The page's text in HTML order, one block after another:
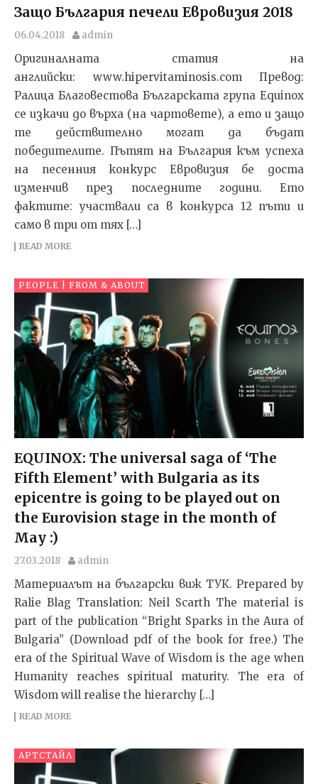
Защо България печели Евровизия 2018
06.04.2018 admin
Оригиналната статия на
английски: www.hipervitaminosis.com Превод:
Ралица Благовестова Българската група Equinox
се изкачи до върха (на чартовете), а ето и защо
те действително могат да бъдат
победителите. Пътят на България към успеха
на песенния конкурс Евровизия бе доста
изменчив през последните години. Ето
фактите: участвали са в конкурса 12 пъти и
само в три от тях […]
READ MORE
PEOPLE | FROM & ABOUT
EQUINOX: The universal saga of ‘The
Fifth Element’ with Bulgaria as its
epicentre is going to be played out on
the Eurovision stage in the month of
May :)
27.03.2018 admin
Материалът на български виж ТУК. Prepared by
Ralie Blag Translation: Neil Scarth The material is
part of the publication “Bright Sparks in the Aura of
Bulgaria” (Download pdf of the book for free.) The
era of the Spiritual Wave of Wisdom is the age when
Humanity reaches spiritual maturity. The era of
Wisdom will realise the hierarchy […]
READ MORE
АРТСТАЙЛ